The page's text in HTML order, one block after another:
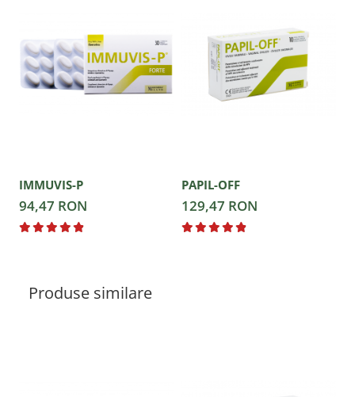
IMMUVIS-P
94,47 RON
PAPIL-OFF
129,47 RON
Produse similare